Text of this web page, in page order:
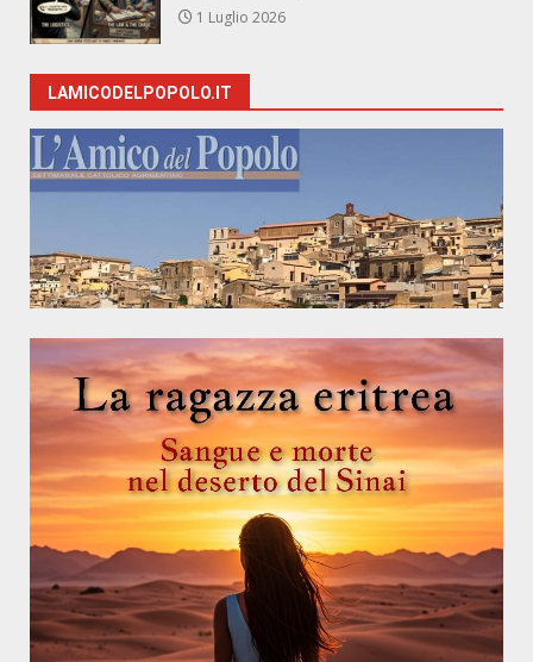
1 Luglio 2026
LAMICODELPOPOLO.IT